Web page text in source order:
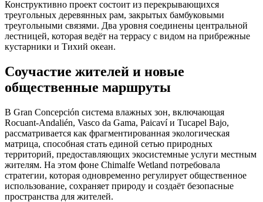
Конструктивно проект состоит из перекрывающихся
треугольных деревянных рам, закрытых бамбуковыми
треугольными связями. Два уровня соединены центральной
лестницей, которая ведёт на террасу с видом на прибрежные
кустарники и Тихий океан.
Соучастие жителей и новые
общественные маршруты
В Gran Concepción система влажных зон, включающая
Rocuant-Andalién, Vasco da Gama, Paicaví и Tucapel Bajo,
рассматривается как фрагментированная экологическая
матрица, способная стать единой сетью природных
территорий, предоставляющих экосистемные услуги местным
жителям. На этом фоне Chimalfe Wetland потребовала
стратегии, которая одновременно регулирует общественное
использование, сохраняет природу и создаёт безопасные
пространства для жителей.